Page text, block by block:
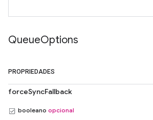
QueueOptions
PROPRIEDADES
forceSyncFallback
booleano opcional